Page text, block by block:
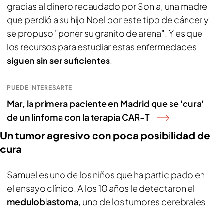
gracias al dinero recaudado por Sonia, una madre
que perdió a su hijo Noel por este tipo de cáncer y
se propuso "poner su granito de arena". Y es que
los recursos para estudiar estas enfermedades
siguen sin ser suficientes.
PUEDE INTERESARTE
Mar, la primera paciente en Madrid que se 'cura'
de un linfoma con la terapia CAR-T
Un tumor agresivo con poca posibilidad de
cura
Samuel es uno de los niños que ha participado en
el ensayo clínico. A los 10 años le detectaron el
meduloblastoma, uno de los tumores cerebrales